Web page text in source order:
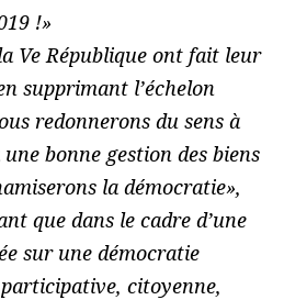
!»
Ve République ont fait leur
supprimant l’échelon
redonnerons du sens à
bonne gestion des biens
la démocratie»,
que dans le cadre d’une
sur une démocratie
citoyenne,